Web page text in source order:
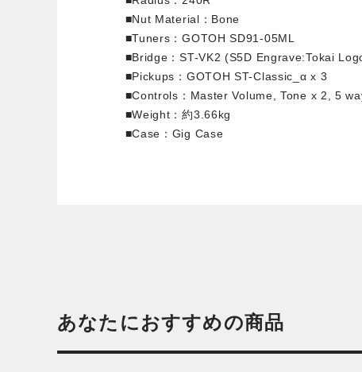
■Nut Material：Bone
■Tuners：GOTOH SD91-05ML
■Bridge：ST-VK2 (S5D Engrave:Tokai
■Pickups：GOTOH ST-Classic_α x 3
■Controls：Master Volume, Tone x 2, 5
■Weight：約3.66kg
■Case：Gig Case
あなたにおすすめの商品